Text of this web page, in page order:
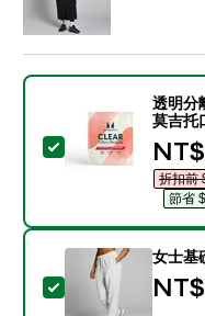
選取此商品 - 透
透明分
莫吉托
折扣前
節省
選取此商品 - 女
女士基